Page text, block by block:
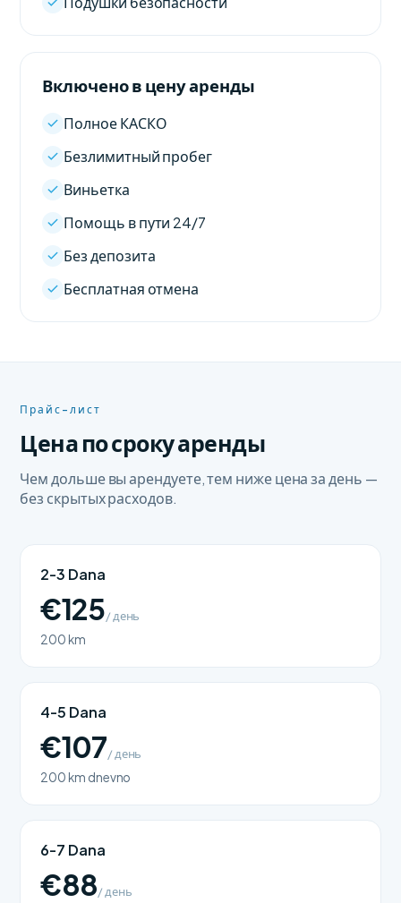
Включено в цену аренды
Полное КАСКО
Безлимитный пробег
Виньетка
Помощь в пути 24/7
Без депозита
Бесплатная отмена
Прайс-лист
Цена по сроку аренды
Чем дольше вы арендуете, тем ниже цена за день —
без скрытых расходов.
2-3 Dana
€125/ день
200 km
4-5 Dana
€107/ день
200 km dnevno
6-7 Dana
€88/ день